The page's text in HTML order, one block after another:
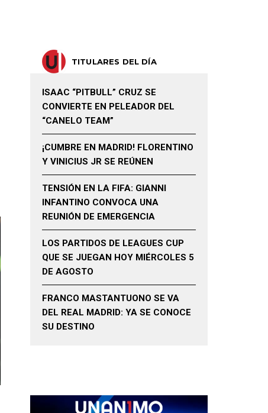
TITULARES DEL DÍA
ISAAC “PITBULL” CRUZ SE
CONVIERTE EN PELEADOR DEL
“CANELO TEAM”
¡CUMBRE EN MADRID! FLORENTINO
Y VINICIUS JR SE REÚNEN
TENSIÓN EN LA FIFA: GIANNI
INFANTINO CONVOCA UNA
REUNIÓN DE EMERGENCIA
LOS PARTIDOS DE LEAGUES CUP
QUE SE JUEGAN HOY MIÉRCOLES 5
DE AGOSTO
FRANCO MASTANTUONO SE VA
DEL REAL MADRID: YA SE CONOCE
SU DESTINO